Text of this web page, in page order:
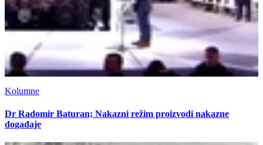
Kolumne
Dr Radomir Baturan; Nakazni režim proizvodi nakazne
događaje